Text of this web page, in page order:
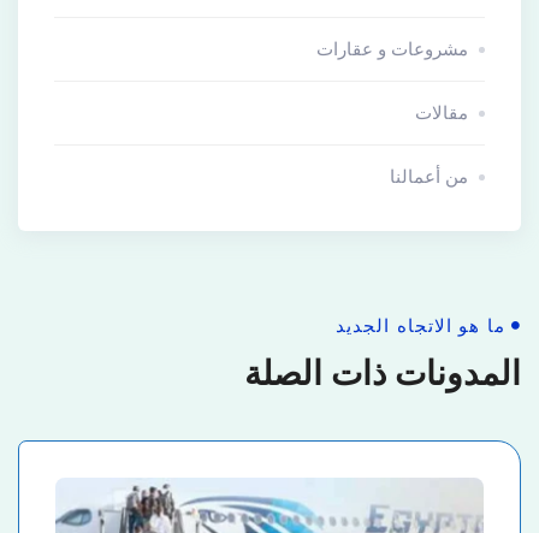
مشروعات و عقارات
مقالات
من أعمالنا
ما هو الاتجاه الجديد
المدونات ذات الصلة